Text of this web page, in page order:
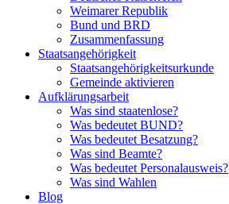
Weimarer Republik
Bund und BRD
Zusammenfassung
Staatsangehörigkeit
Staatsangehörigkeitsurkunde
Gemeinde aktivieren
Aufklärungsarbeit
Was sind staatenlose?
Was bedeutet BUND?
Was bedeutet Besatzung?
Was sind Beamte?
Was bedeutet Personalausweis?
Was sind Wahlen
Blog